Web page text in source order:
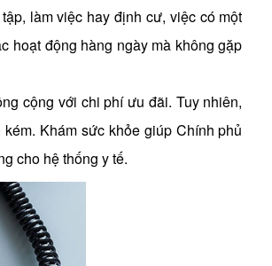
làm việc hay định cư, việc có một
hoạt động hàng ngày mà không gặp
cộng với chi phí ưu đãi. Tuy nhiên,
Khám sức khỏe giúp Chính phủ
cho hệ thống y tế.